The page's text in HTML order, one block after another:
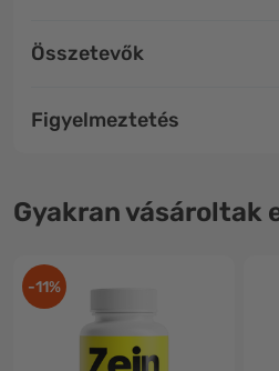
Összetevők
Figyelmeztetés
Gyakran vásároltak
-11%